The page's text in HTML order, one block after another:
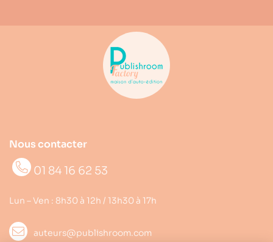
Nous contacter
01 84 16 62 53
Lun – Ven : 8h30 à 12h / 13h30 à 17h
auteurs@publishroom.com